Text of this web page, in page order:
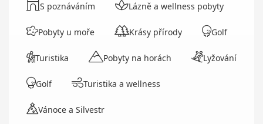
S poznáváním Lázně a wellness pobyty
Pobyty u moře Krásy přírody Golf
Turistika Pobyty na horách Lyžování
Golf Turistika a wellness
Vánoce a Silvestr